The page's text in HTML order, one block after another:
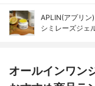
APLIN(アプリン)
シミレーズジェ
オールインワン